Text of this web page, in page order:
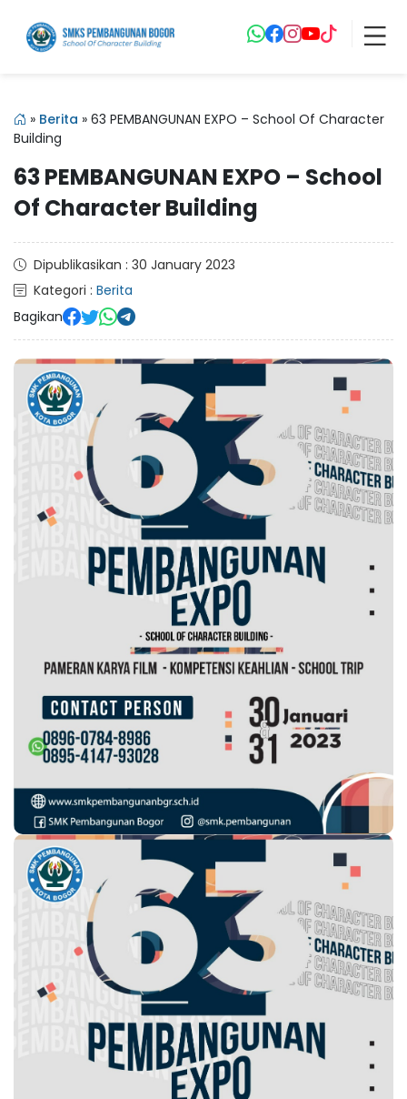
» Berita » 63 PEMBANGUNAN EXPO – School Of Character
Building
63 PEMBANGUNAN EXPO – School
Of Character Building
Dipublikasikan : 30 January 2023
Kategori : Berita
Bagikan